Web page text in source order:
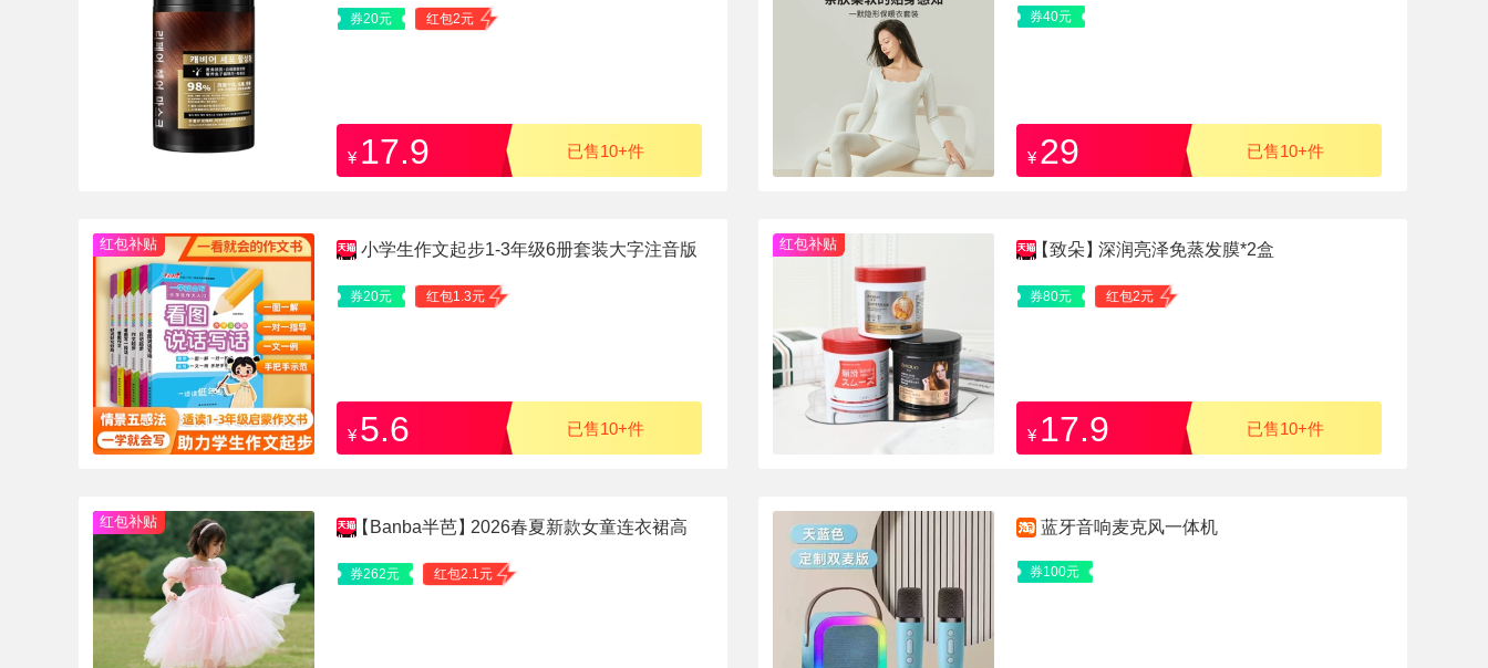
券20元 红包2元
¥ 17.9 已售10+件
券40元
¥ 29 已售10+件
红包补贴 小学生作文起步1-3年级6册套装大字注音版
券20元 红包1.3元
¥ 5.6 已售10+件
红包补贴 【致朵】深润亮泽免蒸发膜*2盒
券80元 红包2元
¥ 17.9 已售10+件
红包补贴 【Banba半芭】2026春夏新款女童连衣裙高
定公主裙套装集
券262元 红包2.1元
蓝牙音响麦克风一体机
券100元